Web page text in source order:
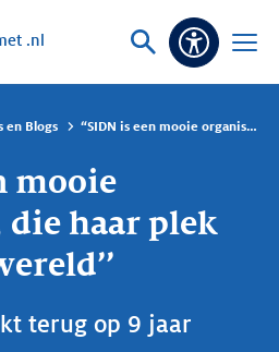
.nl
Vraag
Open
en Blogs “SIDN is een mooie organisatie, die haar plek vond in de wereld’’
mooie
haar plek
terug op 9 jaar